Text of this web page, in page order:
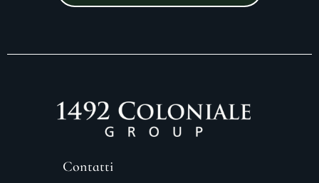
Contatti